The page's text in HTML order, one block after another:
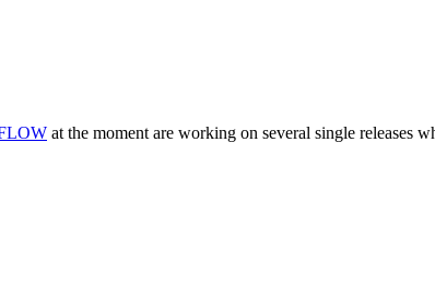
at the moment are working on several single releases